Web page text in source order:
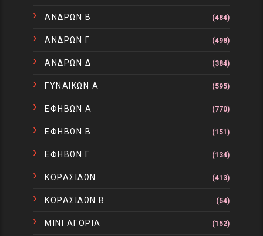
ΑΝΔΡΩΝ Β (484)
ΑΝΔΡΩΝ Γ (498)
ΑΝΔΡΩΝ Δ (384)
ΓΥΝΑΙΚΩΝ Α (595)
ΕΦΗΒΩΝ Α (770)
ΕΦΗΒΩΝ Β (151)
ΕΦΗΒΩΝ Γ (134)
ΚΟΡΑΣΙΔΩΝ (413)
ΚΟΡΑΣΙΔΩΝ Β (54)
ΜΙΝΙ ΑΓΟΡΙΑ (152)